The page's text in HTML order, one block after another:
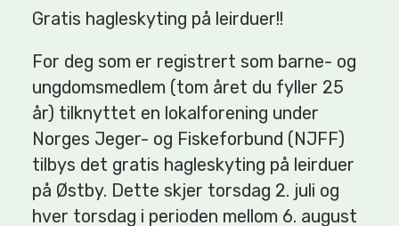
Gratis hagleskyting på leirduer!!
For deg som er registrert som barne- og
ungdomsmedlem (tom året du fyller 25
år) tilknyttet en lokalforening under
Norges Jeger- og Fiskeforbund (NJFF)
tilbys det gratis hagleskyting på leirduer
på Østby. Dette skjer torsdag 2. juli og
hver torsdag i perioden mellom 6. august